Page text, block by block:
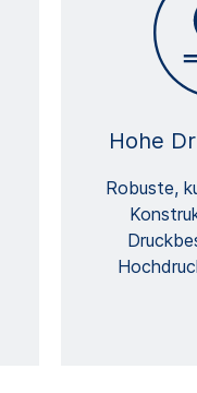
Hohe
Robuste,